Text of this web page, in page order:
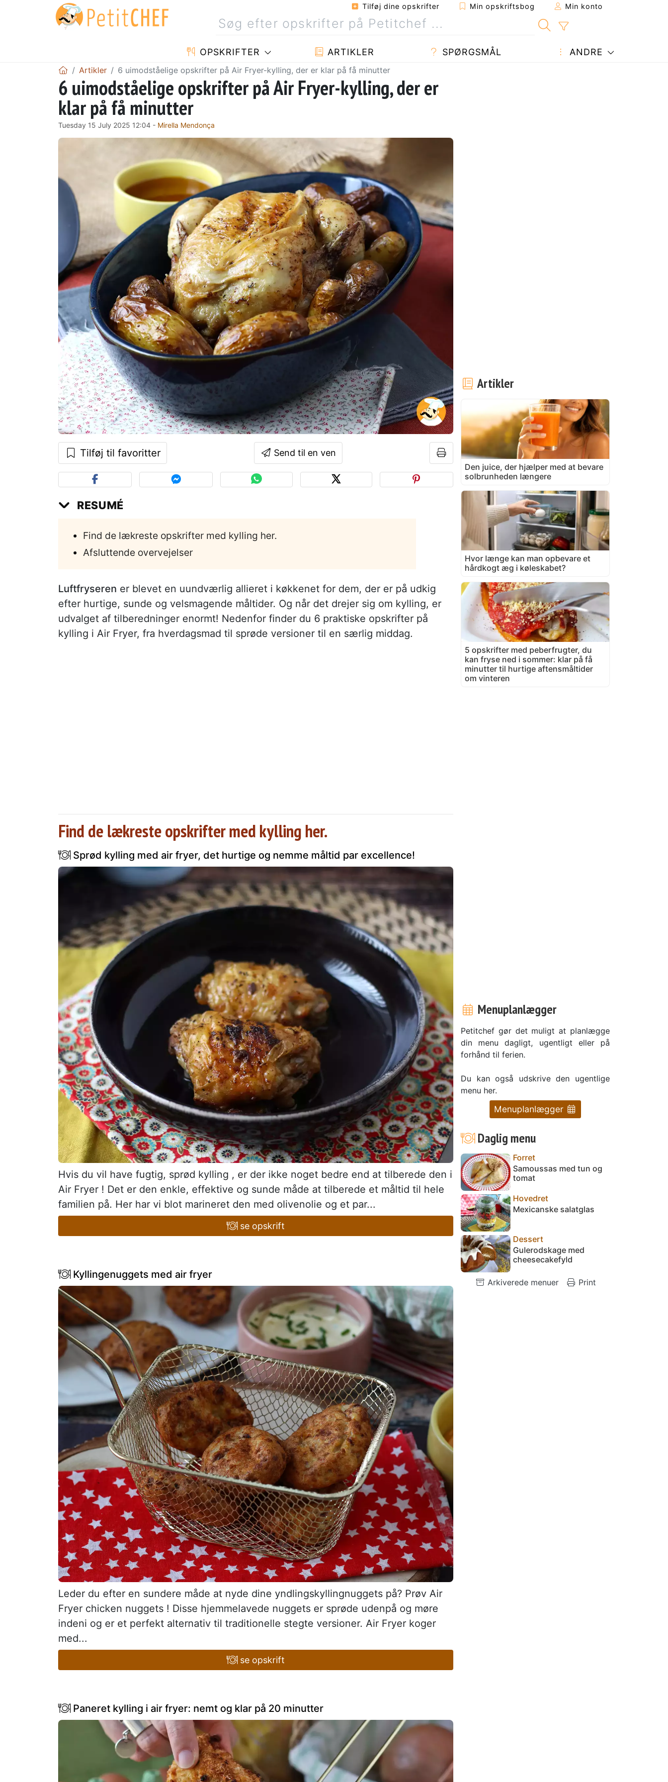
Tilføj dine opskrifter Min opskriftsbog Min konto
OPSKRIFTER ARTIKLER SPØRGSMÅL ANDRE
Artikler 6 uimodståelige opskrifter på Air Fryer-kylling, der er klar på få minutter
6 uimodståelige opskrifter på Air Fryer-kylling, der er
klar på få minutter
Tuesday 15 July 2025 12:04 - Mirella Mendonça
Tilføj til favoritter Send til en ven
RESUMÉ
Find de lækreste opskrifter med kylling her.
Afsluttende overvejelser
Luftfryseren er blevet en uundværlig allieret i køkkenet for dem, der er på udkig
efter hurtige, sunde og velsmagende måltider. Og når det drejer sig om kylling, er
udvalget af tilberedninger enormt! Nedenfor finder du 6 praktiske opskrifter på
kylling i Air Fryer, fra hverdagsmad til sprøde versioner til en særlig middag.
Find de lækreste opskrifter med kylling her.
Sprød kylling med air fryer, det hurtige og nemme måltid par excellence!
Hvis du vil have fugtig, sprød kylling , er der ikke noget bedre end at tilberede den i
Air Fryer ! Det er den enkle, effektive og sunde måde at tilberede et måltid til hele
familien på. Her har vi blot marineret den med olivenolie og et par...
se opskrift
Kyllingenuggets med air fryer
Leder du efter en sundere måde at nyde dine yndlingskyllingnuggets på? Prøv Air
Fryer chicken nuggets ! Disse hjemmelavede nuggets er sprøde udenpå og møre
indeni og er et perfekt alternativ til traditionelle stegte versioner. Air Fryer koger
med...
se opskrift
Paneret kylling i air fryer: nemt og klar på 20 minutter
Artikler
Den juice, der hjælper med at bevare
solbrunheden længere
Hvor længe kan man opbevare et
hårdkogt æg i køleskabet?
5 opskrifter med peberfrugter, du
kan fryse ned i sommer: klar på få
minutter til hurtige aftensmåltider
om vinteren
Menuplanlægger
Petitchef gør det muligt at planlægge
din menu dagligt, ugentligt eller på
forhånd til ferien.
Du kan også udskrive den ugentlige
menu her.
Menuplanlægger
Daglig menu
Forret
Samoussas med tun og
tomat
Hovedret
Mexicanske salatglas
Dessert
Gulerodskage med
cheesecakefyld
Arkiverede menuer Print